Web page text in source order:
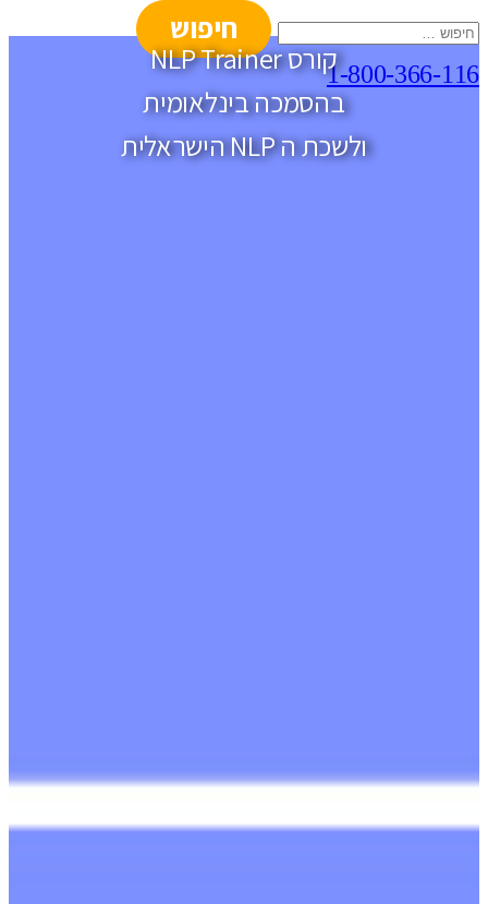
חיפוש:
1-800-366-116קורס NLP Trainer
בהסמכה בינלאומית
ולשכת ה NLP הישראלית